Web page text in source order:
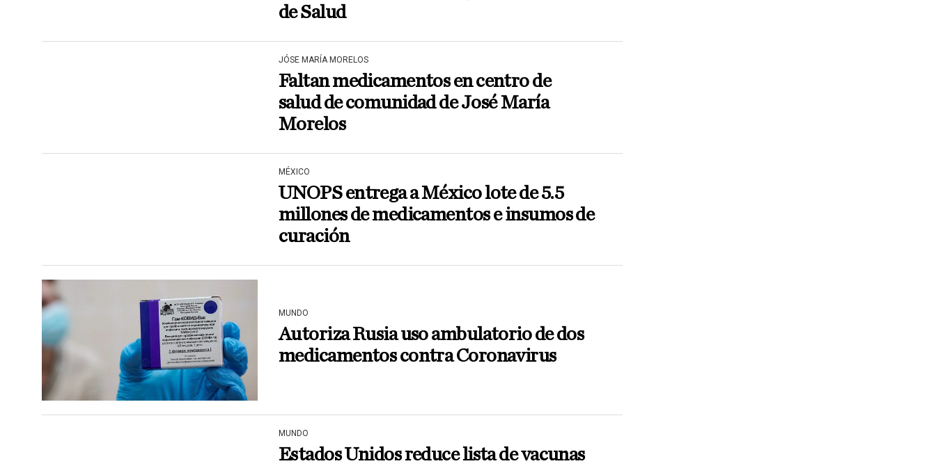
de Salud
JÓSE MARÍA MORELOS
Faltan medicamentos en centro de
salud de comunidad de José María
Morelos
MÉXICO
UNOPS entrega a México lote de 5.5
millones de medicamentos e insumos de
curación
MUNDO
Autoriza Rusia uso ambulatorio de dos
medicamentos contra Coronavirus
MUNDO
Estados Unidos reduce lista de vacunas